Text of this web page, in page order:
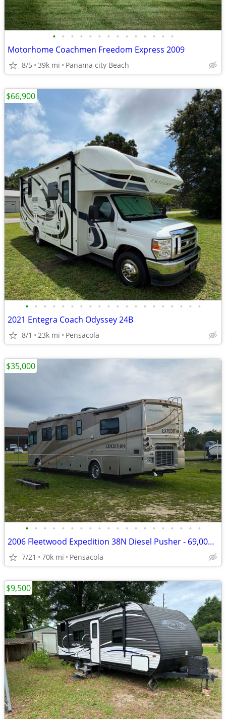
• • • • • • • • • • • • • •
Motorhome Coachmen Freedom Express 2009
8/5 39k mi Panama city Beach
• • • • • • • • • • • • • • • • • • • •
2021 Entegra Coach Odyssey 24B
8/1 23k mi Pensacola
$66,900
• • • • • • • • • • • • • • • • • • • •
2006 Fleetwood Expedition 38N Diesel Pusher - 69,000 Miles
7/21 70k mi Pensacola
$35,000
$9,500